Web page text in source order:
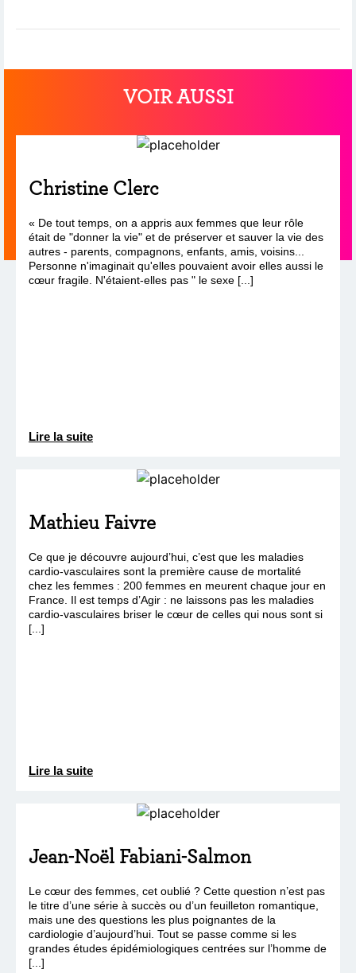
VOIR AUSSI
Christine Clerc
« De tout temps, on a appris aux femmes que leur rôle
était de "donner la vie" et de préserver et sauver la vie des
autres - parents, compagnons, enfants, amis, voisins...
Personne n'imaginait qu'elles pouvaient avoir elles aussi le
cœur fragile. N'étaient-elles pas " le sexe [...]
Lire la suite
Mathieu Faivre
Ce que je découvre aujourd’hui, c’est que les maladies
cardio-vasculaires sont la première cause de mortalité
chez les femmes : 200 femmes en meurent chaque jour en
France. Il est temps d’Agir : ne laissons pas les maladies
cardio-vasculaires briser le cœur de celles qui nous sont si
[...]
Lire la suite
Jean-Noël Fabiani-Salmon
Le cœur des femmes, cet oublié ? Cette question n’est pas
le titre d’une série à succès ou d’un feuilleton romantique,
mais une des questions les plus poignantes de la
cardiologie d’aujourd’hui. Tout se passe comme si les
grandes études épidémiologiques centrées sur l’homme de
[...]